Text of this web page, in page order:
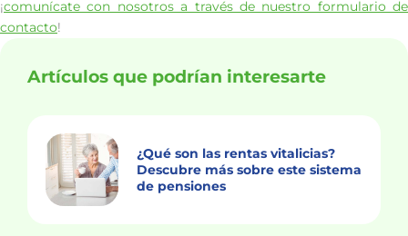
¡comunícate con nosotros a través de nuestro formulario de
contacto!
Artículos que podrían interesarte
¿Qué son las rentas vitalicias?
Descubre más sobre este sistema
de pensiones